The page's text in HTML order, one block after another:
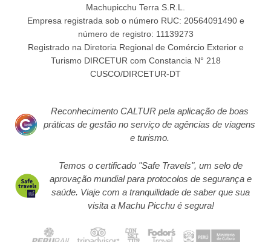
Machupicchu Terra S.R.L.
Empresa registrada sob o número RUC: 20564091490 e
número de registro: 11139273
Registrado na Diretoria Regional de Comércio Exterior e
Turismo DIRCETUR com Constancia N° 218
CUSCO/DIRCETUR-DT
Reconhecimento CALTUR pela aplicação de boas
práticas de gestão no serviço de agências de viagens
e turismo.
Temos o certificado "Safe Travels", um selo de
aprovação mundial para protocolos de segurança e
saúde. Viaje com a tranquilidade de saber que sua
visita a Machu Picchu é segura!